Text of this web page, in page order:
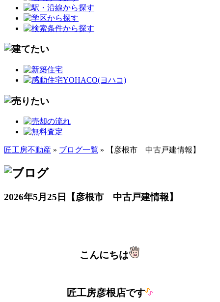
匠工房不動産 » ブログ一覧 » 【彦根市 中古戸建情報】
2026年5月25日 【彦根市 中古戸建情報】
こんにちは
匠工房彦根店です